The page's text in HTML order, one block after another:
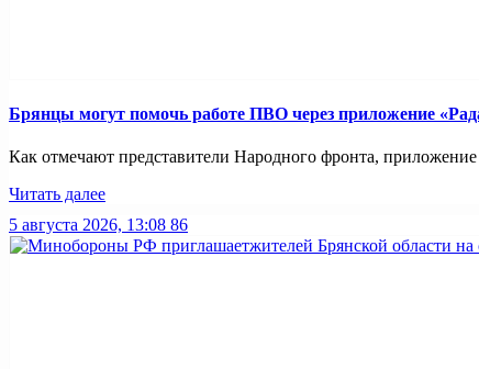
Брянцы могут помочь работе ПВО через приложение
Как отмечают представители Народного фронта,
Читать далее
5 августа 2026, 13:08 86